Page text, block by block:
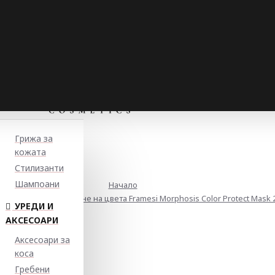
Грижа за
кожата
Стилизанти
Шампоани
УРЕДИ И
АКСЕСОАРИ
Аксесоари за
коса
Гребени
Начало
маска за запазване на цвета Framesi Morphosis Color Protect Mask